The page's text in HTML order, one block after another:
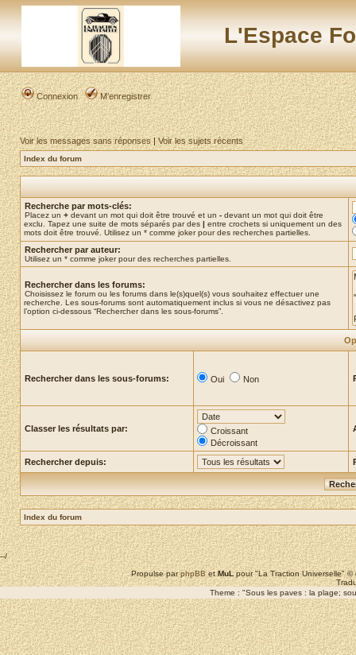
L'Espace
Connexion M’enregistrer
Voir les messages sans réponses|Voir les sujets récents
Index du forum
Recherche par mots-clés:
Placez un + devant un mot qui doit être trouvé et un - devant un mot qui doit être
exclu. Tapez une suite de mots séparés par des | entre crochets si uniquement un des
mots doit être trouvé. Utilisez un * comme joker pour des recherches partielles.
Rechercher par auteur:
Utilisez un * comme joker pour des recherches partielles.
Rechercher dans les forums:
Choisissez le forum ou les forums dans le(s)quel(s) vous souhaitez effectuer une
recherche. Les sous-forums sont automatiquement inclus si vous ne désactivez pas
l’option ci-dessous “Rechercher dans les sous-forums”.
Rechercher dans les sous-forums: Oui Non
Classer les résultats par:
Croissant
Décroissant
Rechercher depuis:
Index du forum
--/
Propulse parphpBBetMuLpour "La Traction Universelle"
Theme : "Sous les paves : la plage;